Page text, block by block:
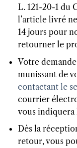
L. 121-20-1 du
l’article livré
14 jours pour
retourner le
Votre
munissant de
contactant le
courrier
vous indiquera
Dès la
retour, vous